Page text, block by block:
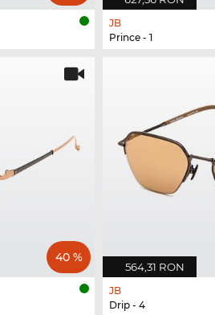
JB
Prince - 1
40 %
564,31 RON
JB
Drip - 4